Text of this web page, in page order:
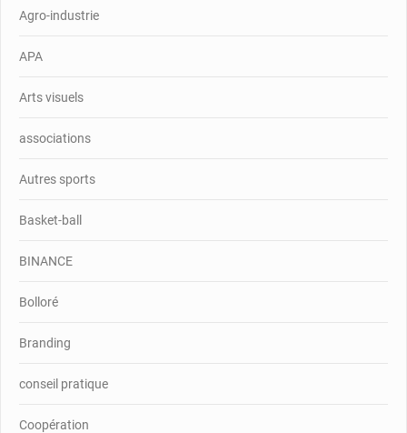
Agro-industrie
APA
Arts visuels
associations
Autres sports
Basket-ball
BINANCE
Bolloré
Branding
conseil pratique
Coopération